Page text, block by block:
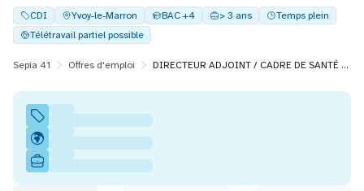
CDI Yvoy-le-Marron BAC +4 > 3 ans
Temps plein
Télétravail partiel possible
Sepia 41 Offres d'emploi DIRECTEUR ADJOINT / CADRE DE SANTÉ (F/H)